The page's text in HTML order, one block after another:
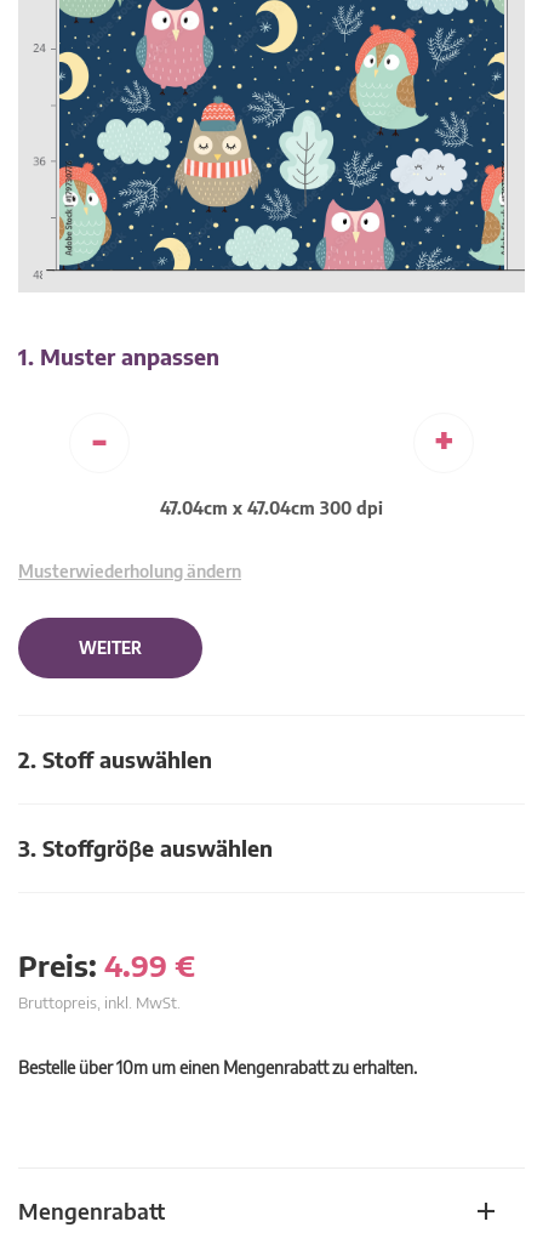
1. Muster anpassen
- +
47.04cm x 47.04cm 300 dpi
Musterwiederholung ändern
WEITER
2. Stoff auswählen
3. Stoffgröβe auswählen
Preis: 4.99 €
Bruttopreis, inkl. MwSt.
Bestelle über 10m um einen Mengenrabatt zu erhalten.
Mengenrabatt